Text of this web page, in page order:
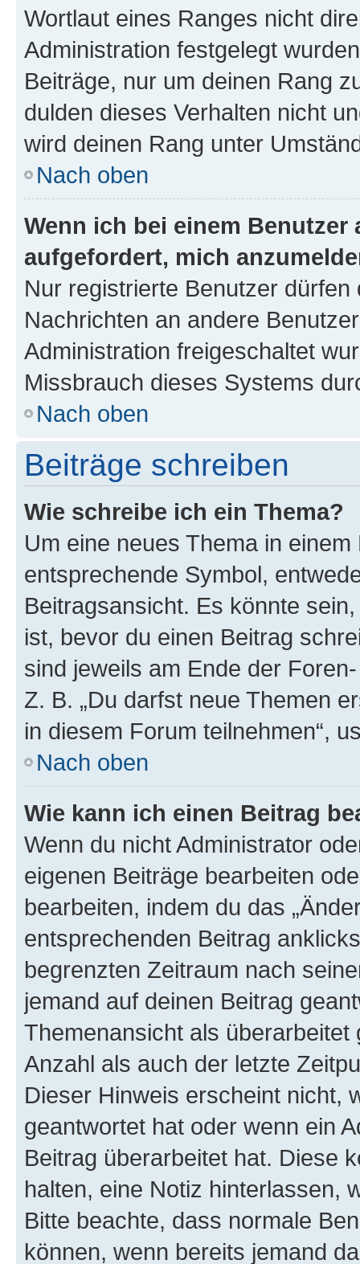
Wortlaut eines Ranges nicht
Administration festgelegt
Beiträge, nur um deinen Rang
dulden dieses Verhalten nicht
wird deinen Rang unter
Nach oben
Wenn ich bei einem
aufgefordert, mich
Nur registrierte Benutzer
Nachrichten an andere
Administration freigeschaltet
Missbrauch dieses Systems
Nach oben
Beiträge schreiben
Wie schreibe ich ein Thema?
Um eine neues Thema in
entsprechende Symbol,
Beitragsansicht. Es könnte
ist, bevor du einen Beitrag
sind jeweils am Ende der
Z. B. „Du darfst neue Themen
in diesem Forum teilnehmen“,
Nach oben
Wie kann ich einen Beitrag
Wenn du nicht Administrator
eigenen Beiträge bearbeiten
bearbeiten, indem du das
entsprechenden Beitrag
begrenzten Zeitraum nach
jemand auf deinen Beitrag
Themenansicht als
Anzahl als auch der letzte
Dieser Hinweis erscheint nicht,
geantwortet hat oder wenn ein
Beitrag überarbeitet hat. Diese
halten, eine Notiz hinterlassen,
Bitte beachte, dass normale
können, wenn bereits jemand